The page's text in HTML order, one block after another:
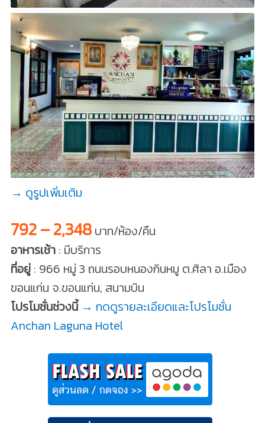
→ ดูรูปเพิ่มเติม
792 – 2,348บาท/ห้อง/คืน
อาหารเช้า: มีบริการ
ที่อยู่: 966 หมู่ 3 ถนนรอบหนองกินหมู ต.ศิลา อ.เมือง
ขอนแก่น จ.ขอนแก่น, สนามบิน
โปรโมชั่นช่วงนี้ → กดดูรายละเอียดและโปรโมชั่น
Anchan Laguna Hotel